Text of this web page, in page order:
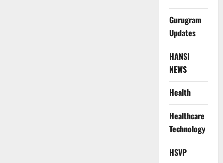
Gurugram
Updates
HANSI
NEWS
Health
Healthcare
Technology
HSVP